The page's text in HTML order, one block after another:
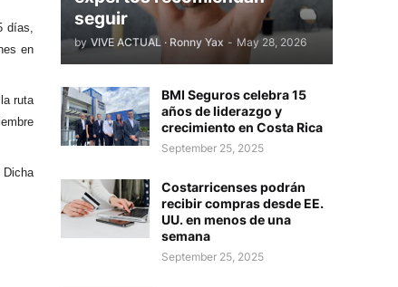
días,
en
ruta
seguir
by VIVE ACTUAL · Ronny Yax - May 28, 2026
BMI Seguros celebra 15
años de liderazgo y
crecimiento en Costa Rica
September 25, 2025
Costarricenses podrán
recibir compras desde EE.
UU. en menos de una
semana
September 25, 2025